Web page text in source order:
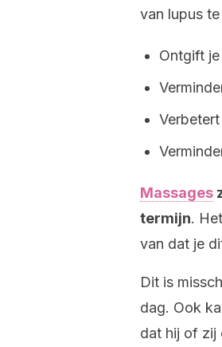
van lupus
Ontgift
Massages
termijn.
van dat je
Dit is
dag. Ook
dat hij of zij